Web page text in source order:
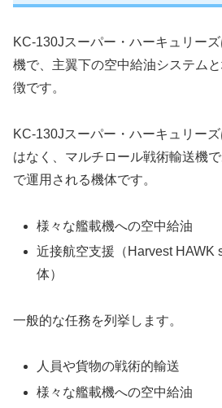
KC-130Jスーパー・ハーキュリー
機で、主翼下の空中給油システム
徴です。
KC-130Jスーパー・ハーキュリー
はなく、マルチロール戦術輸送機
で運用される機体です。
様々な艦載機への空中給油
近接航空支援（Harvest HAWK
体）
一般的な任務を列挙します。
人員や貨物の戦術的輸送
様々な艦載機への空中給油